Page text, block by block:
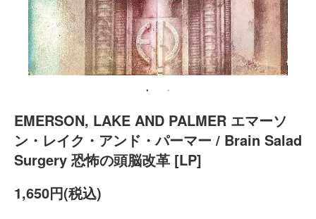
EMERSON, LAKE AND PALMER エマーソ
ン・レイク・アンド・パーマー / Brain Salad
Surgery 恐怖の頭脳改革 [LP]
1,650円(税込)